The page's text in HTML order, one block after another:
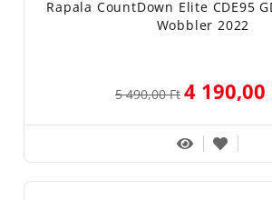
Rapala CountDown Elite CDE95
Wobbler 2022
5 490,00 Ft 4 190,00